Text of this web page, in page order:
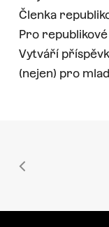
Členka
Pro
Vytváří
(nejen) pro